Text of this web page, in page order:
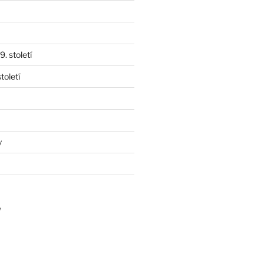
století